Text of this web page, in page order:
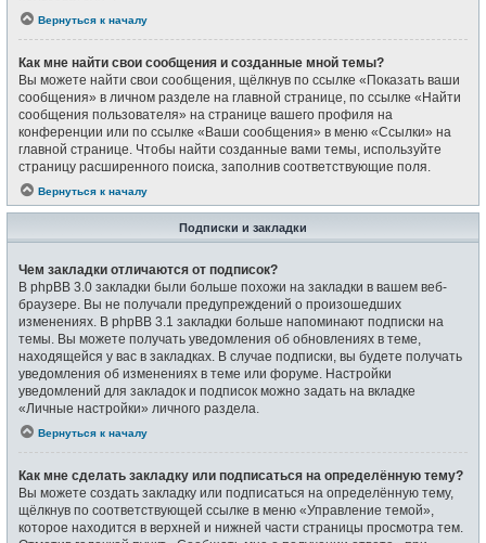
Вернуться к началу
Как мне найти свои сообщения и созданные мной темы?
Вы можете найти свои сообщения, щёлкнув по ссылке «Показать ваши
сообщения» в личном разделе на главной странице, по ссылке «Найти
сообщения пользователя» на странице вашего профиля на
конференции или по ссылке «Ваши сообщения» в меню «Ссылки» на
главной странице. Чтобы найти созданные вами темы, используйте
страницу расширенного поиска, заполнив соответствующие поля.
Вернуться к началу
Подписки и закладки
Чем закладки отличаются от подписок?
В phpBB 3.0 закладки были больше похожи на закладки в вашем веб-
браузере. Вы не получали предупреждений о произошедших
изменениях. В phpBB 3.1 закладки больше напоминают подписки на
темы. Вы можете получать уведомления об обновлениях в теме,
находящейся у вас в закладках. В случае подписки, вы будете получать
уведомления об изменениях в теме или форуме. Настройки
уведомлений для закладок и подписок можно задать на вкладке
«Личные настройки» личного раздела.
Вернуться к началу
Как мне сделать закладку или подписаться на определённую тему?
Вы можете создать закладку или подписаться на определённую тему,
щёлкнув по соответствующей ссылке в меню «Управление темой»,
которое находится в верхней и нижней части страницы просмотра тем.